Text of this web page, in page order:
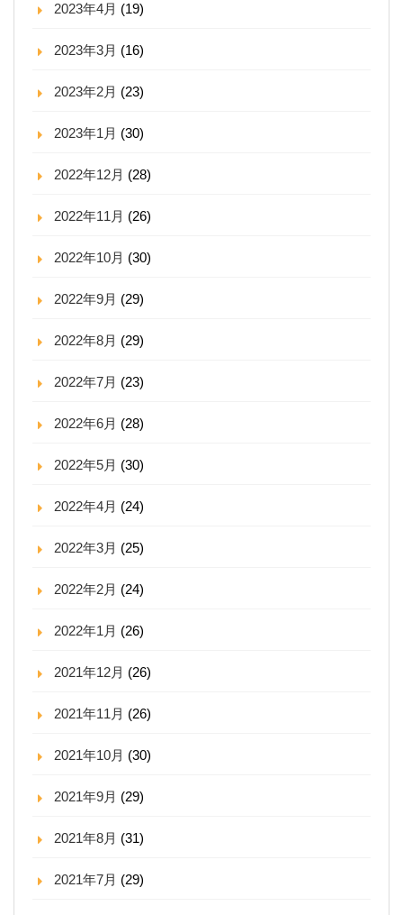
2023年4月 (19)
2023年3月 (16)
2023年2月 (23)
2023年1月 (30)
2022年12月 (28)
2022年11月 (26)
2022年10月 (30)
2022年9月 (29)
2022年8月 (29)
2022年7月 (23)
2022年6月 (28)
2022年5月 (30)
2022年4月 (24)
2022年3月 (25)
2022年2月 (24)
2022年1月 (26)
2021年12月 (26)
2021年11月 (26)
2021年10月 (30)
2021年9月 (29)
2021年8月 (31)
2021年7月 (29)